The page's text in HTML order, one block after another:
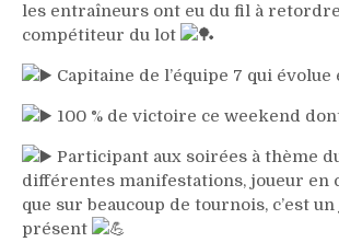
les entraîneurs ont eu du fil à
compétiteur du lot
Capitaine de l’équipe 7 qui
100 % de victoire ce weekend
Participant aux soirées à thème
différentes manifestations, joueur
que sur beaucoup de tournois, c’est
présent